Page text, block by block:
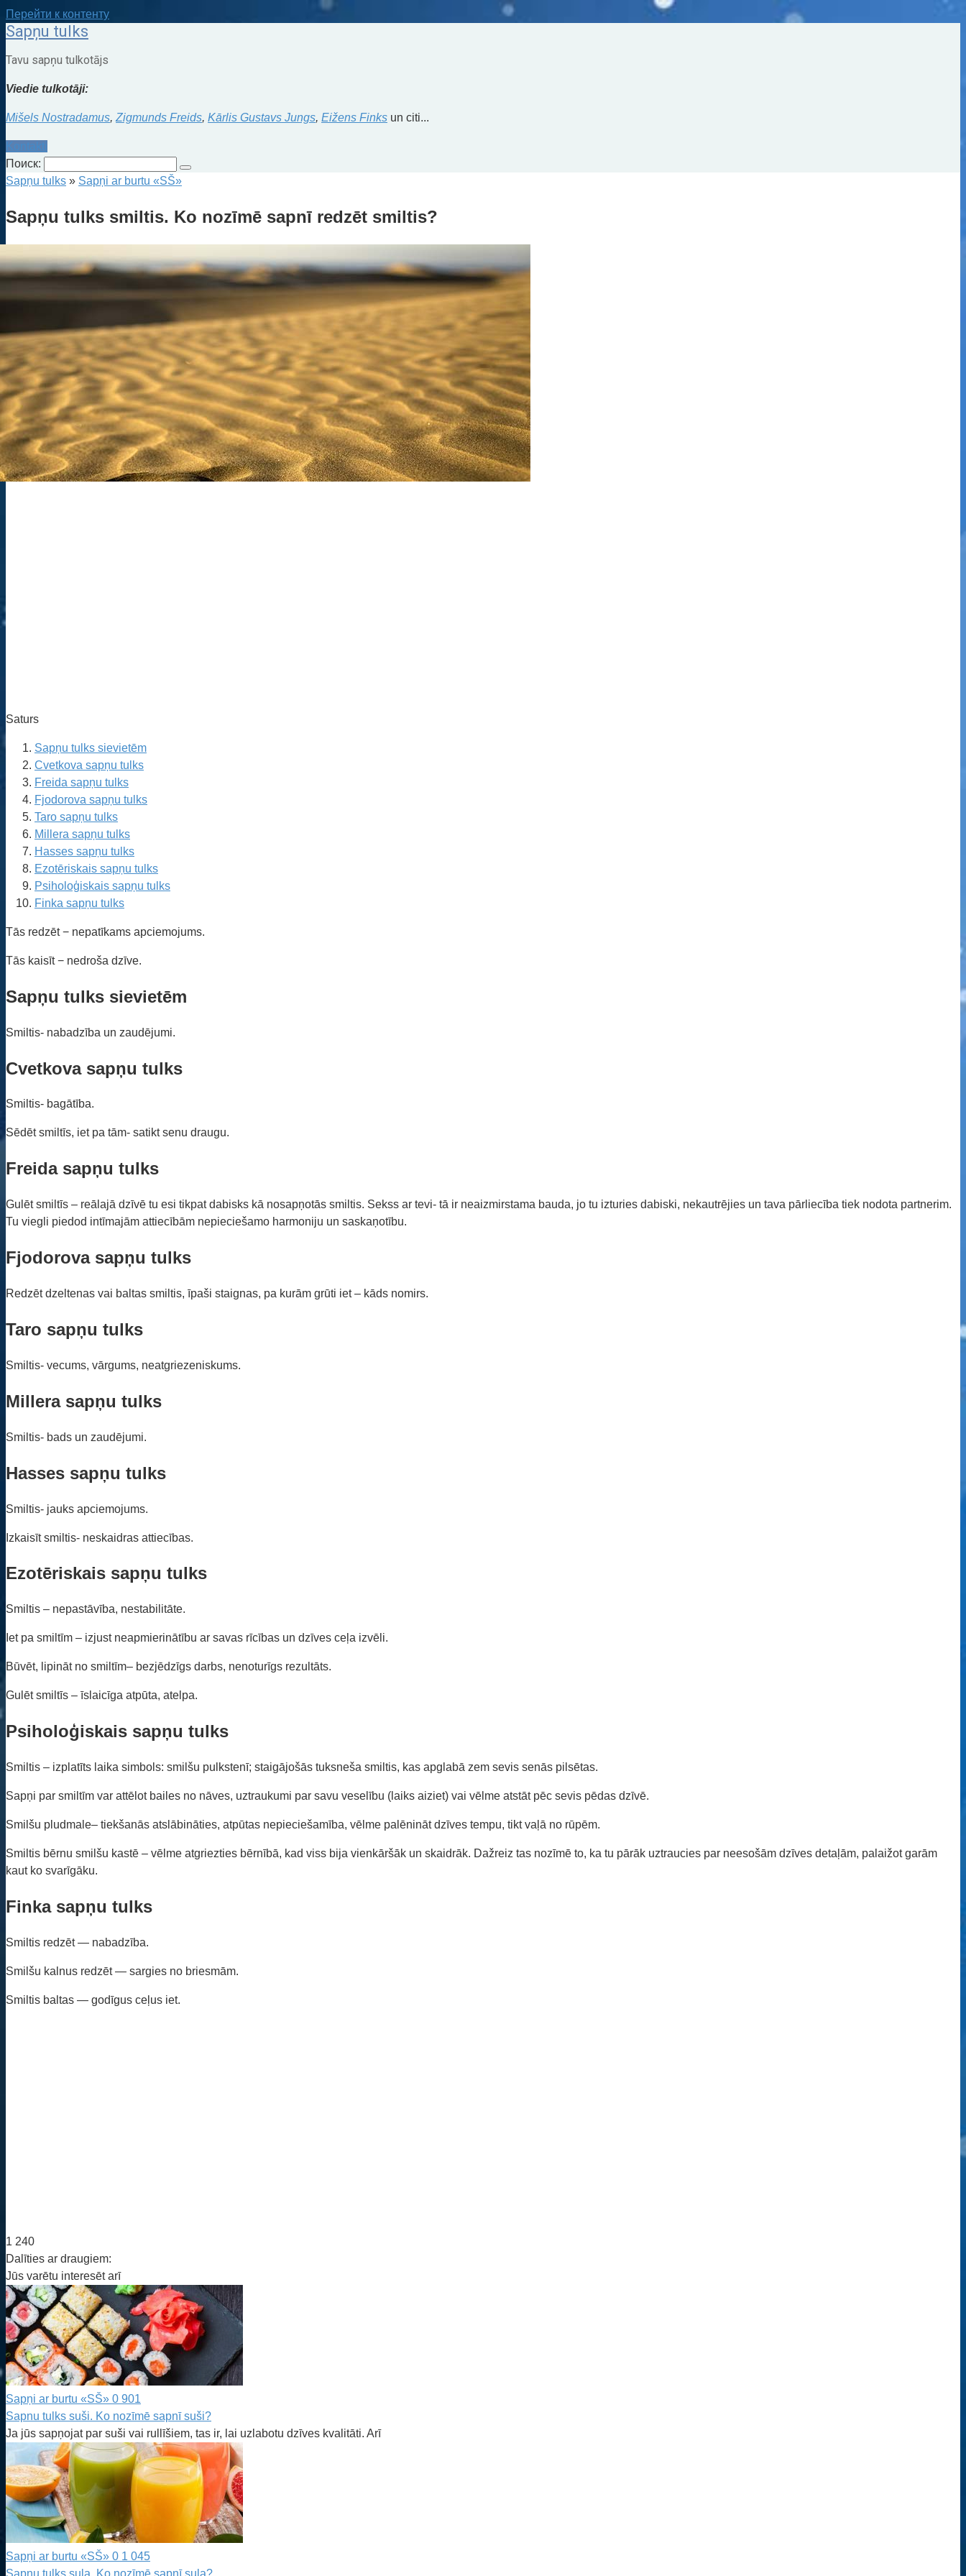
Перейти к контенту
Sapņu tulks
Tavu sapņu tulkotājs
Viedie tulkotāji:
Mišels Nostradamus, Zigmunds Freids, Kārlis Gustavs Jungs, Eižens Finks un citi...
Kontakti
Поиск:
Sapņu tulks » Sapņi ar burtu «SŠ»
Sapņu tulks smiltis. Ko nozīmē sapnī redzēt smiltis?
Saturs
Sapņu tulks sievietēm
Cvetkova sapņu tulks
Freida sapņu tulks
Fjodorova sapņu tulks
Taro sapņu tulks
Millera sapņu tulks
Hasses sapņu tulks
Ezotēriskais sapņu tulks
Psiholoģiskais sapņu tulks
Finka sapņu tulks
Tās redzēt − nepatīkams apciemojums.
Tās kaisīt − nedroša dzīve.
Sapņu tulks sievietēm
Smiltis- nabadzība un zaudējumi.
Cvetkova sapņu tulks
Smiltis- bagātība.
Sēdēt smiltīs, iet pa tām- satikt senu draugu.
Freida sapņu tulks
Gulēt smiltīs – reālajā dzīvē tu esi tikpat dabisks kā nosapņotās smiltis. Sekss ar tevi- tā ir neaizmirstama bauda, jo tu izturies dabiski, nekautrējies un tava pārliecība tiek nodota partnerim.
Tu viegli piedod intīmajām attiecībām nepieciešamo harmoniju un saskaņotību.
Fjodorova sapņu tulks
Redzēt dzeltenas vai baltas smiltis, īpaši staignas, pa kurām grūti iet – kāds nomirs.
Taro sapņu tulks
Smiltis- vecums, vārgums, neatgriezeniskums.
Millera sapņu tulks
Smiltis- bads un zaudējumi.
Hasses sapņu tulks
Smiltis- jauks apciemojums.
Izkaisīt smiltis- neskaidras attiecības.
Ezotēriskais sapņu tulks
Smiltis – nepastāvība, nestabilitāte.
Iet pa smiltīm – izjust neapmierinātību ar savas rīcības un dzīves ceļa izvēli.
Būvēt, lipināt no smiltīm– bezjēdzīgs darbs, nenoturīgs rezultāts.
Gulēt smiltīs – īslaicīga atpūta, atelpa.
Psiholoģiskais sapņu tulks
Smiltis – izplatīts laika simbols: smilšu pulkstenī; staigājošās tuksneša smiltis, kas apglabā zem sevis senās pilsētas.
Sapņi par smiltīm var attēlot bailes no nāves, uztraukumi par savu veselību (laiks aiziet) vai vēlme atstāt pēc sevis pēdas dzīvē.
Smilšu pludmale– tiekšanās atslābināties, atpūtas nepieciešamība, vēlme palēnināt dzīves tempu, tikt vaļā no rūpēm.
Smiltis bērnu smilšu kastē – vēlme atgriezties bērnībā, kad viss bija vienkāršāk un skaidrāk. Dažreiz tas nozīmē to, ka tu pārāk uztraucies par neesošām dzīves detaļām, palaižot garām
kaut ko svarīgāku.
Finka sapņu tulks
Smiltis redzēt — nabadzība.
Smilšu kalnus redzēt — sargies no briesmām.
Smiltis baltas — godīgus ceļus iet.
1 240
Dalīties ar draugiem:
Jūs varētu interesēt arī
Sapņi ar burtu «SŠ» 0 901
Sapnu tulks suši. Ko nozīmē sapnī suši?
Ja jūs sapņojat par suši vai rullīšiem, tas ir, lai uzlabotu dzīves kvalitāti. Arī
Sapņi ar burtu «SŠ» 0 1 045
Sapnu tulks sula. Ko nozīmē sapnī sula?